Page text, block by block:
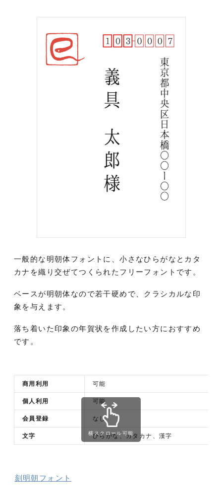
一般的な明朝体フォントに、小さなひらがなとカタ
カナを織り交ぜてつくられたフリーフォントです。
ベースが明朝体なので若干硬めで、クラシカルな印
象を与えます。
落ち着いた印象の年賀状を作成したい方におすすめ
です。
商用利用 可能
個人利用 可能
会員登録 なし
文字 ひらがな、カタカナ、漢字
横スクロール可能
刻明朝フォント